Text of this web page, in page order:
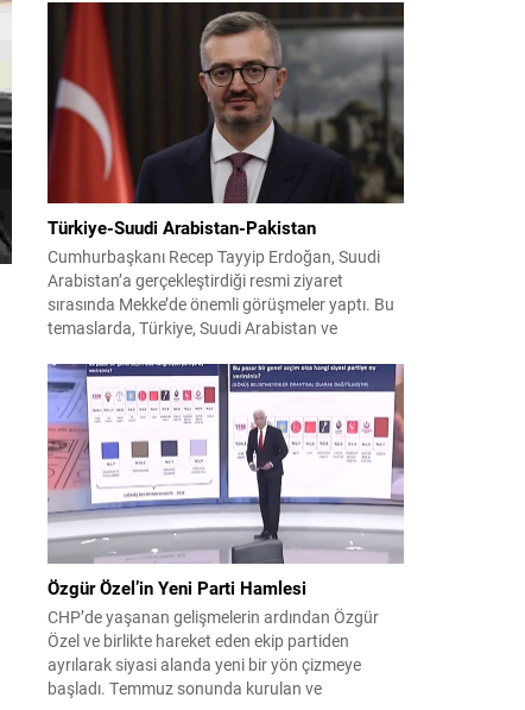
görev yapan 178 tim ve 742 personel, sahada
aktif olarak halkı bilinçlendirdi ve denetim
faaliyetleri gerçekleştirdi. Faaliyetler esnasında
bin 315 biçerdöver ve balya...
Türkiye-Suudi Arabistan-Pakistan
Cumhurbaşkanı Recep Tayyip Erdoğan, Suudi
Arabistan’a gerçekleştirdiği resmi ziyaret
sırasında Mekke’de önemli görüşmeler yaptı. Bu
temaslarda, Türkiye, Suudi Arabistan ve
birliği çerçevesi oluşturuldu. Ziyaretin en somut
çıktısı, üç ülkenin imza attığı Mekke Ortak
Savunma Anlaşması oldu. Anlaşma; ortak
güvenlik yaklaşımıyla bölgesel barış, istikrar...
Özgür Özel’in Yeni Parti Hamlesi
CHP’de yaşanan gelişmelerin ardından Özgür
Özel ve birlikte hareket eden ekip partiden
ayrılarak siyasi alanda yeni bir yön çizmeye
başladı. Temmuz sonunda kurulan ve